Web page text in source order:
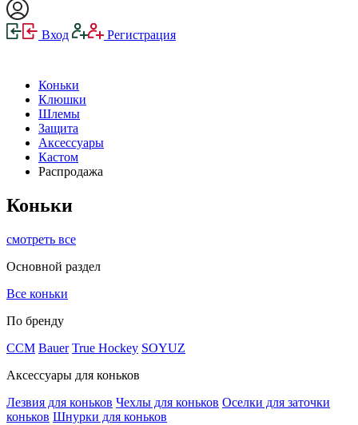
Вход Регистрация
Коньки
Клюшки
Шлемы
Защита
Аксессуары
Кастом
Распродажа
Коньки
смотреть все
Основной раздел
Все коньки
По бренду
ССМ Bauer True Hockey SOYUZ
Аксессуары для коньков
Лезвия для коньков Чехлы для коньков Оселки для заточки
коньков Шнурки для коньков